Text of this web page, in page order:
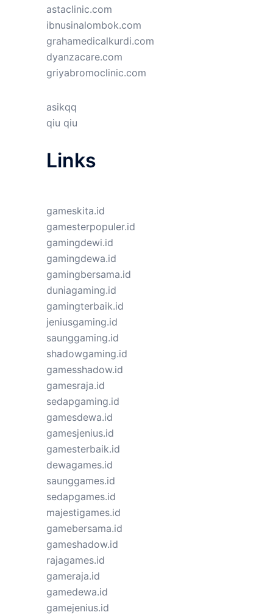
astaclinic.com
ibnusinalombok.com
grahamedicalkurdi.com
dyanzacare.com
griyabromoclinic.com
asikqq
qiu qiu
Links
gameskita.id
gamesterpopuler.id
gamingdewi.id
gamingdewa.id
gamingbersama.id
duniagaming.id
gamingterbaik.id
jeniusgaming.id
saunggaming.id
shadowgaming.id
gamesshadow.id
gamesraja.id
sedapgaming.id
gamesdewa.id
gamesjenius.id
gamesterbaik.id
dewagames.id
saunggames.id
sedapgames.id
majestigames.id
gamebersama.id
gameshadow.id
rajagames.id
gameraja.id
gamedewa.id
gamejenius.id